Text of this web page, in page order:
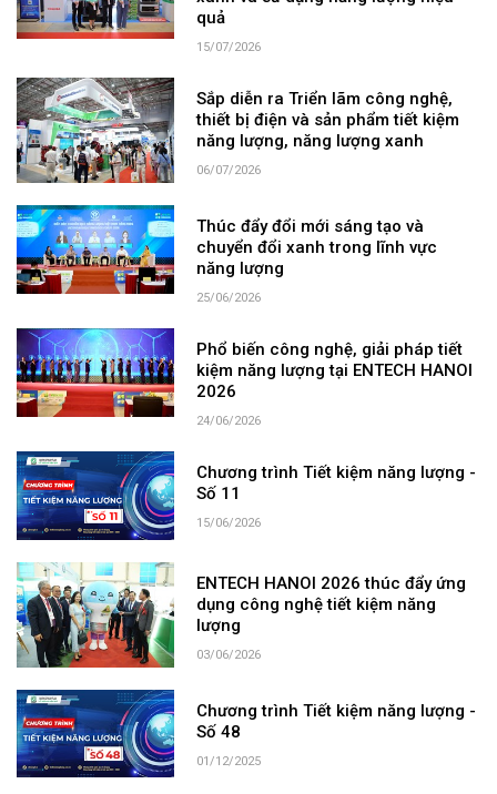
quả
15/07/2026
Sắp diễn ra Triển lãm công nghệ,
thiết bị điện và sản phẩm tiết kiệm
năng lượng, năng lượng xanh
06/07/2026
Thúc đẩy đổi mới sáng tạo và
chuyển đổi xanh trong lĩnh vực
năng lượng
25/06/2026
Phổ biến công nghệ, giải pháp tiết
kiệm năng lượng tại ENTECH HANOI
2026
24/06/2026
Chương trình Tiết kiệm năng lượng -
Số 11
15/06/2026
ENTECH HANOI 2026 thúc đẩy ứng
dụng công nghệ tiết kiệm năng
lượng
03/06/2026
Chương trình Tiết kiệm năng lượng -
Số 48
01/12/2025